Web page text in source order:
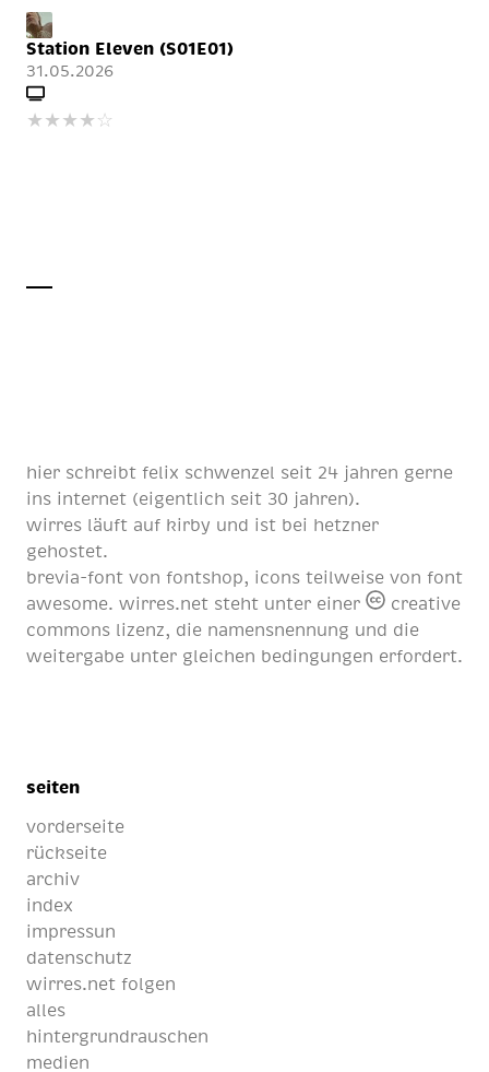
Station Eleven (S01E01)
31.05.2026
★ ★ ★ ★ ☆
hier schreibt felix schwenzel seit 24 jahren gerne
ins internet (eigentlich seit 30 jahren).
wirres läuft auf kirby und ist bei hetzner
gehostet.
brevia-font von fontshop, icons teilweise von font
awesome. wirres.net steht unter einer
creative
commons lizenz, die namensnennung und die
weitergabe unter gleichen bedingungen erfordert.
seiten
vorderseite
rückseite
archiv
index
impressun
datenschutz
wirres.net folgen
alles
hintergrundrauschen
medien